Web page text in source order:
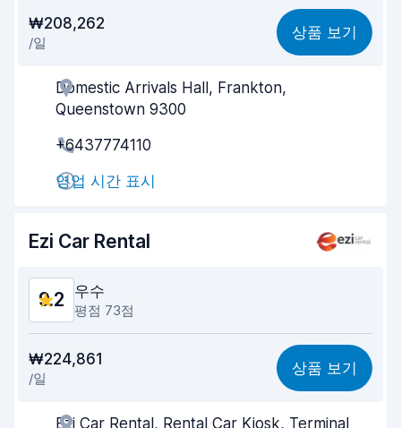
8.9
찾기 쉬움 9.4
업체의 고객 지원
차량 상태 9.3
₩208,262
/일
상품 보기
Domestic Arrivals Hall, Frankton,
Queenstown 9300
+6437774110
영업 시간 표시
Ezi Car Rental
9.2 우수
평점 73점
8.8
찾기 쉬움 9.5
업체의 고객 지원
₩224,861
/일
상품 보기
Ezi Car Rental, Rental Car Kiosk, Terminal